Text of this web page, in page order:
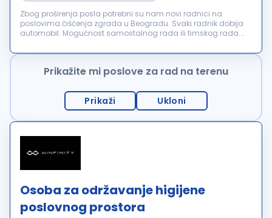
Zbog proširenja posla potrebni su nam novi radnici na
poslovima čišćenja zgrada u Beogradu. Svaki radnik dobija
automobil. Mogućnost samostalnog rada ili timskog rada.
kontakta sa klijentima. Rad...
Prikažite mi poslove za rad na terenu
Prikaži Ukloni
Osoba za održavanje higijene
poslovnog prostora